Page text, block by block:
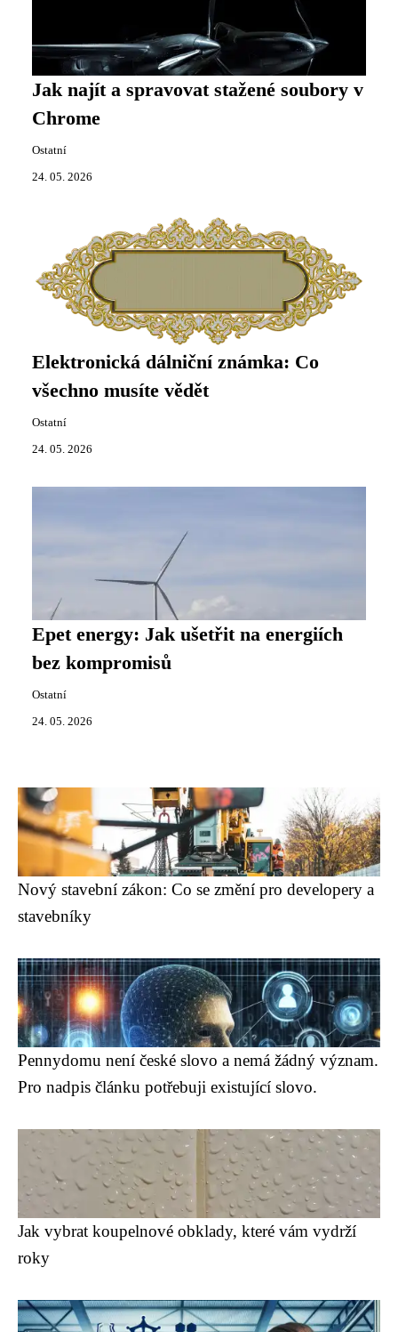
Jak najít a spravovat stažené soubory v
Chrome
Ostatní
24. 05. 2026
Elektronická dálniční známka: Co
všechno musíte vědět
Ostatní
24. 05. 2026
Epet energy: Jak ušetřit na energiích
bez kompromisů
Ostatní
24. 05. 2026
Nový stavební zákon: Co se změní pro developery a
stavebníky
Pennydomu není české slovo a nemá žádný význam.
Pro nadpis článku potřebuji existující slovo.
Jak vybrat koupelnové obklady, které vám vydrží
roky